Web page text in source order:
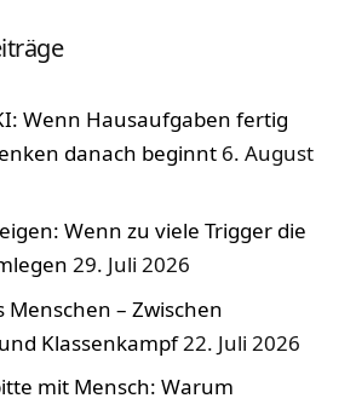
Wenn Hausaufgaben fertig
danach beginnt 6. August
Wenn zu viele Trigger die
29. Juli 2026
Menschen – Zwischen
Klassenkampf22. Juli 2026
mit Mensch: Warum